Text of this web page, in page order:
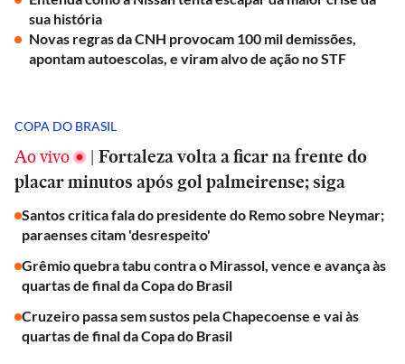
sua história
Novas regras da CNH provocam 100 mil demissões,
apontam autoescolas, e viram alvo de ação no STF
COPA DO BRASIL
Ao vivo | Fortaleza volta a ficar na frente do
placar minutos após gol palmeirense; siga
Santos critica fala do presidente do Remo sobre Neymar;
paraenses citam 'desrespeito'
Grêmio quebra tabu contra o Mirassol, vence e avança às
quartas de final da Copa do Brasil
Cruzeiro passa sem sustos pela Chapecoense e vai às
quartas de final da Copa do Brasil